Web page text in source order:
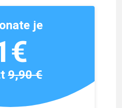
je
9,90 €